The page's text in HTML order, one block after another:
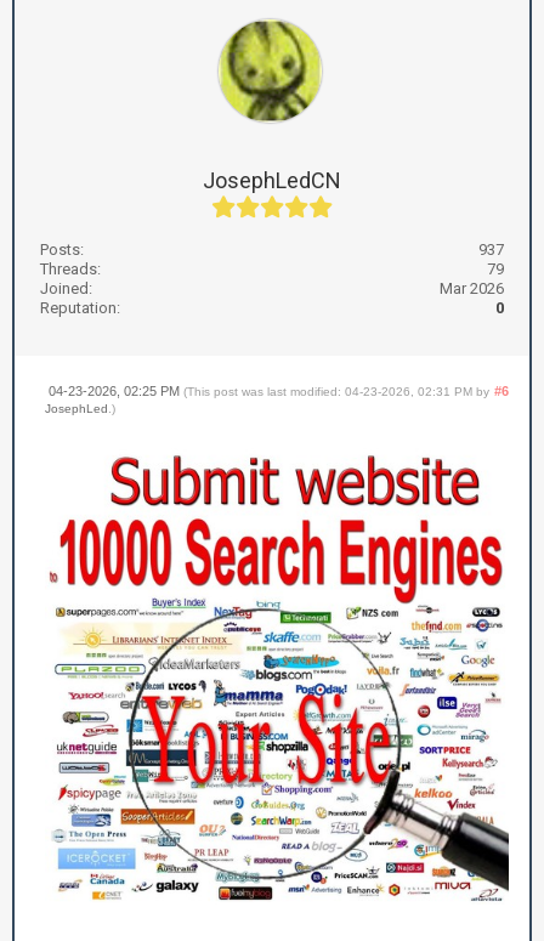
JosephLedCN
Posts:
937
Threads:
79
Joined:
Mar 2026
Reputation:
0
#6
04-23-2026, 02:25 PM (This post was last modified: 04-23-2026, 02:31 PM by
JosephLed .)